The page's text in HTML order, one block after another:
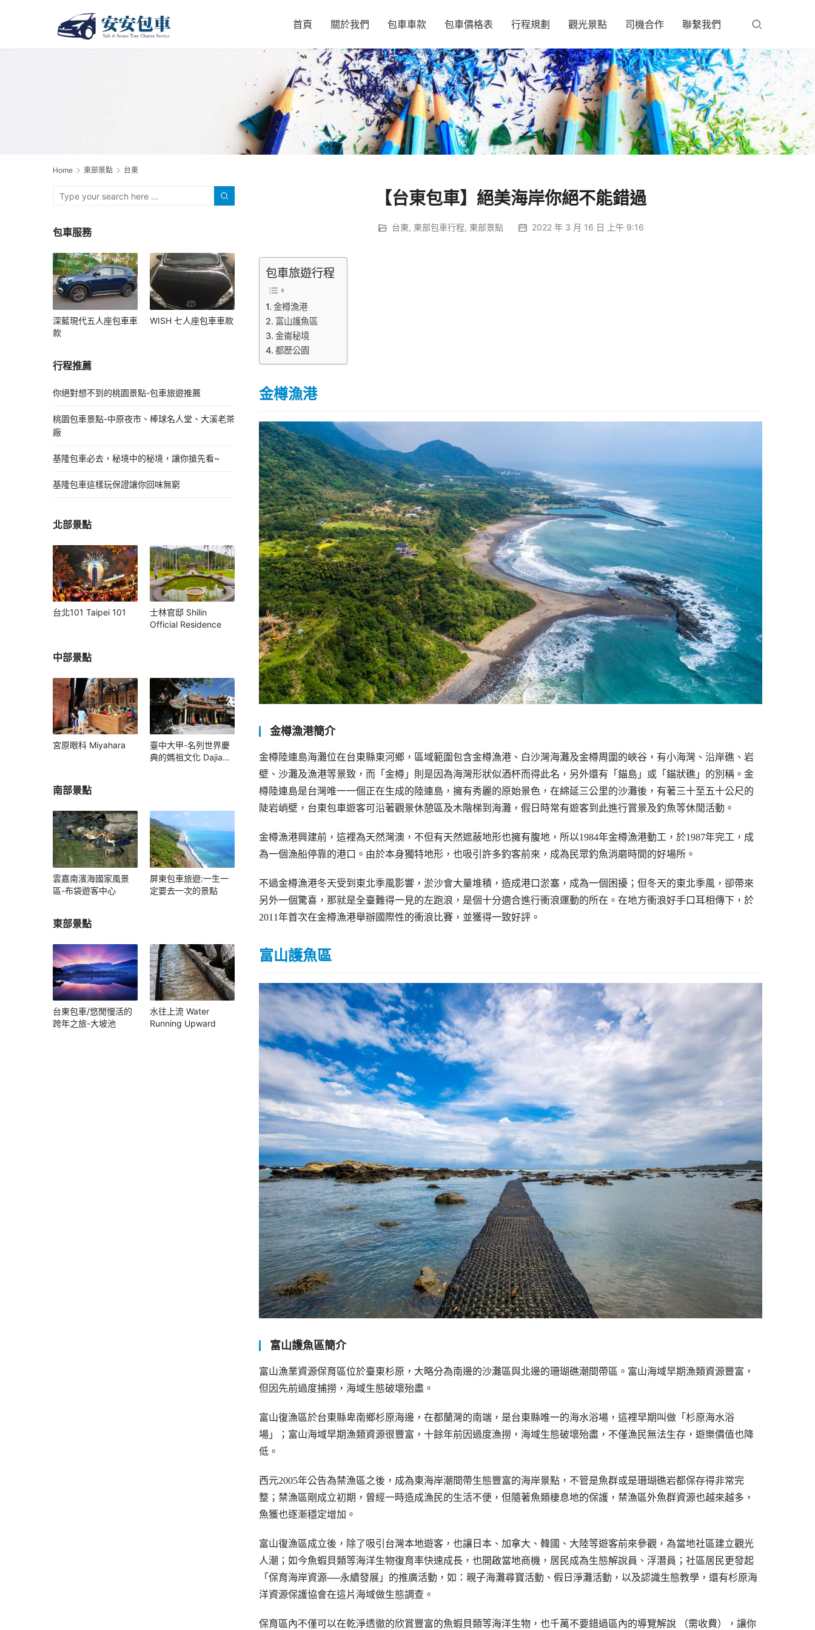
首頁 關於我們 包車車款 包車價格表 行程規劃 觀光景點 司機合作 聯繫我們
Home 東部景點 台東
【台東包車】絕美海岸你絕不能錯過
台東, 東部包車行程, 東部景點 2022 年 3 月 16 日 上午 9:16
包車旅遊行程
金樽漁港
富山護魚區
金崙秘境
都歷公園
金樽漁港
金樽漁港簡介
金樽陸連島海灘位在台東縣東河鄉，區域範圍包含金樽漁港、白沙灣海灘及金樽周圍的峽谷，有小海灣、沿岸礁、岩
壁、沙灘及漁港等景致，而「金樽」則是因為海灣形狀似酒杯而得此名，另外還有「錨島」或「錨狀礁」的別稱。金
樽陸連島是台灣唯一一個正在生成的陸連島，擁有秀麗的原始景色，在綿延三公里的沙灘後，有著三十至五十公尺的
陡岩峭壁，台東包車遊客可沿著觀景休憩區及木階梯到海灘，假日時常有遊客到此進行賞景及釣魚等休閒活動。
金樽漁港興建前，這裡為天然灣澳，不但有天然遮蔽地形也擁有腹地，所以1984年金樽漁港動工，於1987年完工，成
為一個漁船停靠的港口。由於本身獨特地形，也吸引許多釣客前來，成為民眾釣魚消磨時間的好場所。
不過金樽漁港冬天受到東北季風影響，淤沙會大量堆積，造成港口淤塞，成為一個困擾；但冬天的東北季風，卻帶來
另外一個驚喜，那就是全臺難得一見的左跑浪，是個十分適合進行衝浪運動的所在。在地方衝浪好手口耳相傳下，於
2011年首次在金樽漁港舉辦國際性的衝浪比賽，並獲得一致好評。
富山護魚區
富山護魚區簡介
富山漁業資源保育區位於臺東杉原，大略分為南邊的沙灘區與北邊的珊瑚礁潮間帶區。富山海域早期漁類資源豐富，
但因先前過度捕撈，海域生態破壞殆盡。
富山復漁區於台東縣卑南鄉杉原海邊，在都蘭灣的南端，是台東縣唯一的海水浴場，這裡早期叫做「杉原海水浴
場」；富山海域早期漁類資源很豐富，十餘年前因過度漁撈，海域生態破壞殆盡，不僅漁民無法生存，遊樂價值也降
低。
西元2005年公告為禁漁區之後，成為東海岸潮間帶生態豐富的海岸景點，不管是魚群或是珊瑚礁岩都保存得非常完
整；禁漁區剛成立初期，曾經一時造成漁民的生活不便，但隨著魚類棲息地的保護，禁漁區外魚群資源也越來越多，
魚獲也逐漸穩定增加。
富山復漁區成立後，除了吸引台灣本地遊客，也讓日本、加拿大、韓國、大陸等遊客前來參觀，為當地社區建立觀光
人潮；如今魚蝦貝類等海洋生物復育率快速成長，也開啟當地商機，居民成為生態解說員、浮潛員；社區居民更發起
「保育海岸資源──永續發展」的推廣活動，如：親子海灘尋寶活動、假日淨灘活動，以及認識生態教學，還有杉原海
洋資源保護協會在這片海域做生態調查。
保育區內不僅可以在乾淨透徹的欣賞豐富的魚蝦貝類等海洋生物，也千萬不要錯過區內的導覽解說 （需收費），讓你
包車服務
深藍現代五人座包車車
款
WISH 七人座包車車款
行程推薦
你絕對想不到的桃園景點-包車旅遊推薦
桃園包車景點-中原夜市、棒球名人堂、大溪老茶
廠
基隆包車必去，秘境中的秘境，讓你搶先看~
基隆包車這樣玩保證讓你回味無窮
北部景點
台北101 Taipei 101
士林官邸 Shilin
Official Residence
中部景點
宮原眼科 Miyahara
臺中大甲-名列世界慶
典的媽祖文化 Dajia
南部景點
雲嘉南濱海國家風景
區-布袋遊客中心
屏東包車旅遊:一生一
定要去一次的景點
東部景點
台東包車/悠閒慢活的
跨年之旅-大坡池
水往上流 Water
Running Upward